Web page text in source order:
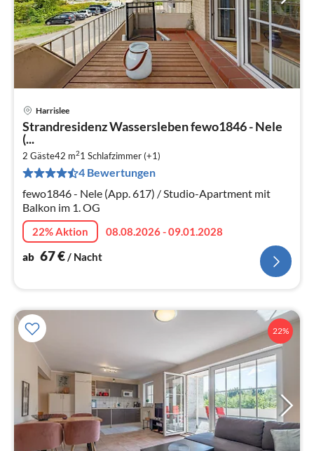
Harrislee
Strandresidenz Wassersleben fewo1846 - Nele
(...
2 Gäste42 m21 Schlafzimmer (+1)
4 Bewertungen
fewo1846 - Nele (App. 617) / Studio-Apartment mit
Balkon im 1. OG
22% Aktion
08.08.2026 - 09.01.2028
ab 67€/ Nacht
22%